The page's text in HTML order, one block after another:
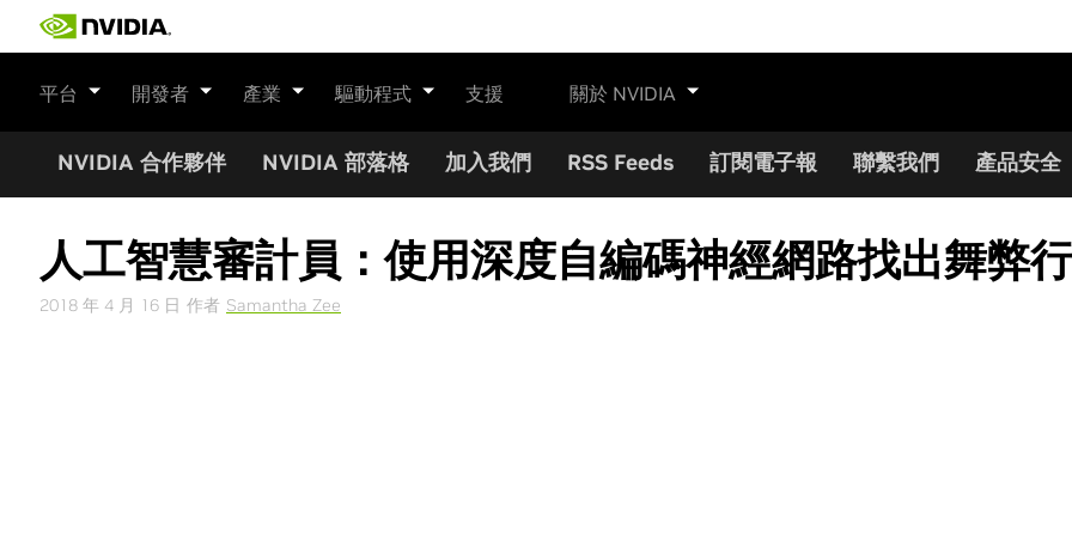
平台 開發者 產業 驅動程式 支援 關於 NVIDIA
NVIDIA 合作夥伴 NVIDIA 部落格 加入我們 RSS Feeds 訂閱電子報 聯繫我們 產品安全
人工智慧審計員：使用深度自編碼神經網路找出舞弊
2018 年 4 月 16 日 作者 Samantha Zee